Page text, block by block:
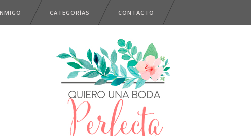
CATEGORÍAS CONTACTO